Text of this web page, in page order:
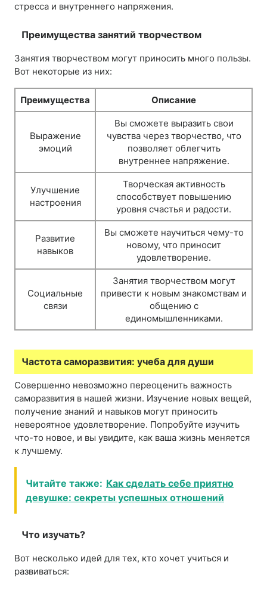
стресса и внутреннего напряжения.
Преимущества занятий творчеством
Занятия творчеством могут приносить много пользы.
Вот некоторые из них:
Преимущества Описание
Выражение
эмоций
Вы сможете выразить свои
чувства через творчество, что
позволяет облегчить
внутреннее напряжение.
Улучшение
настроения
Творческая активность
способствует повышению
уровня счастья и радости.
Развитие
навыков
Вы сможете научиться чему-то
новому, что приносит
удовлетворение.
Социальные
связи
Занятия творчеством могут
привести к новым знакомствам и
общению с
единомышленниками.
Частота саморазвития: учеба для души
Совершенно невозможно переоценить важность
саморазвития в нашей жизни. Изучение новых вещей,
получение знаний и навыков могут приносить
невероятное удовлетворение. Попробуйте изучить
что-то новое, и вы увидите, как ваша жизнь меняется
к лучшему.
Читайте также: Как сделать себе приятно
девушке: секреты успешных отношений
Что изучать?
Вот несколько идей для тех, кто хочет учиться и
развиваться: